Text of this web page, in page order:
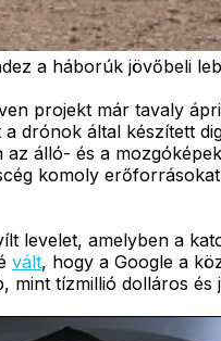
a háborúk jövőbeli
projekt már tavaly
drónok által készített
álló- és a
komoly
levelet, amelyben a
vált, hogy a Google a
mint tízmillió dolláros és